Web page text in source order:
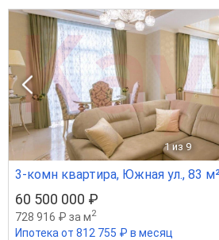
1 из 9
3-комн квартира, Южная ул., 83
60 500 000 ₽
728 916 ₽ за м2
Ипотека от 812 755 ₽ в месяц